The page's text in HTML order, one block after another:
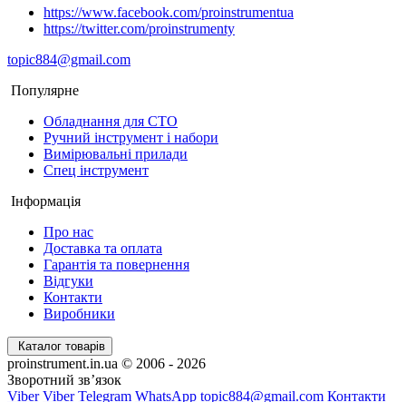
https://www.facebook.com/proinstrumentua
https://twitter.com/proinstrumenty
topic884@gmail.com
Популярне
Обладнання для СТО
Ручний інструмент і набори
Вимірювальні прилади
Спец інструмент
Інформація
Про нас
Доставка та оплата
Гарантія та повернення
Відгуки
Контакти
Виробники
Каталог товарів
proinstrument.in.ua © 2006 - 2026
Зворотний зв’язок
Viber Viber Telegram WhatsApp topic884@gmail.com Контакти